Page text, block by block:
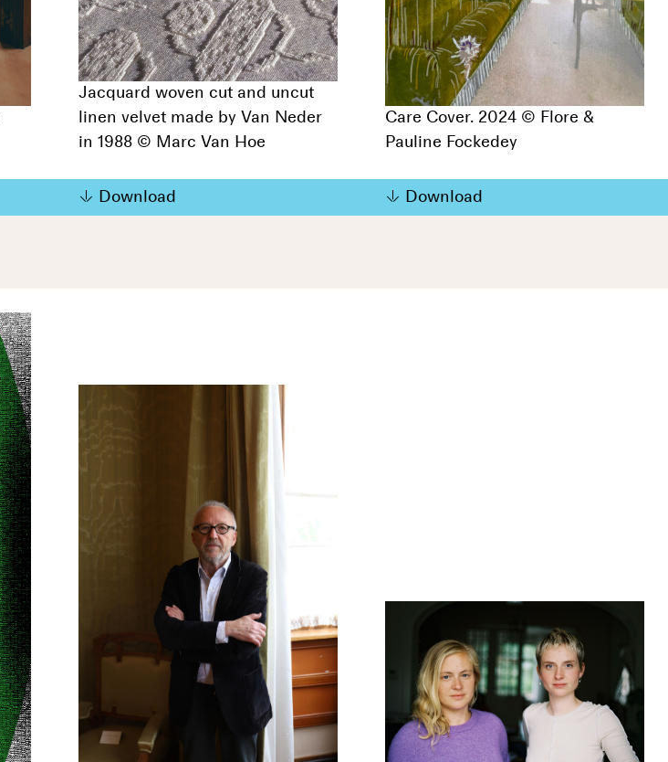
Jacquard woven cut and uncut
linen velvet made by Van Neder
in 1988 © Marc Van Hoe
Download
Care Cover. 2024 © Flore &
Pauline Fockedey
Download